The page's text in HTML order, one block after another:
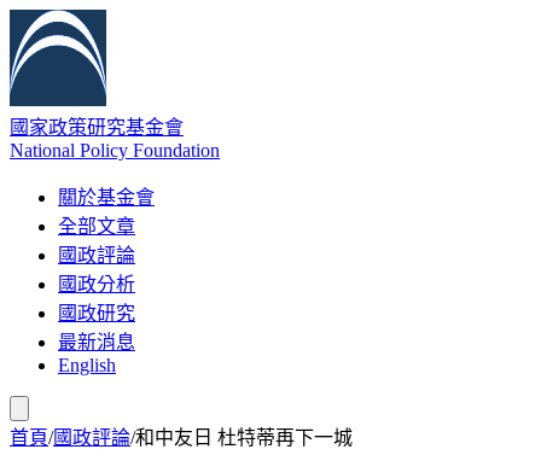
國家政策研究基金會
National Policy Foundation
關於基金會
全部文章
國政評論
國政分析
國政研究
最新消息
English
首頁/國政評論/和中友日 杜特蒂再下一城